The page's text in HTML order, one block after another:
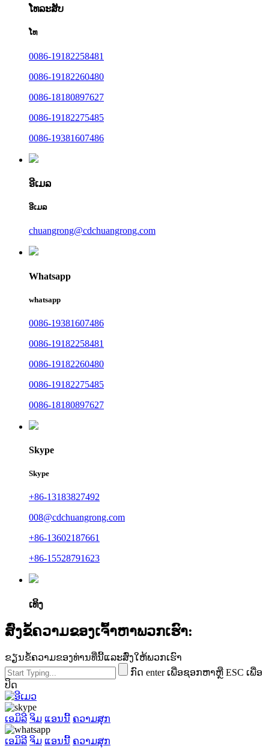
ໂທລະສັບ
ໂທ
0086-19182258481
0086-19182260480
0086-18180897627
0086-19182275485
0086-19381607486
ອີເມລ
ອີເມລ
chuangrong@cdchuangrong.com
Whatsapp
whatsapp
0086-19381607486
0086-19182258481
0086-19182260480
0086-19182275485
0086-18180897627
Skype
Skype
+86-13183827492
008@cdchuangrong.com
+86-13602187661
+86-15528791623
ເທິງ
ສົ່ງຂໍ້ຄວາມຂອງເຈົ້າຫາພວກເຮົາ:
ຂຽນຂໍ້ຄວາມຂອງທ່ານທີ່ນີ້ແລະສົ່ງໃຫ້ພວກເຮົາ
ກົດ enter ເພື່ອຊອກຫາຫຼື ESC ເພື່ອ
ປິດ
ເອມິລີ ຈິມ ແອນນີ້ ຄວາມສຸກ
ເອມິລີ ຈິມ ແອນນີ້ ຄວາມສຸກ